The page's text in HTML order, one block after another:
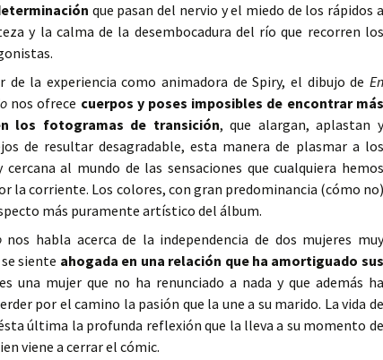
que pasan del nervio y el miedo de los rápidos a
y la calma de la desembocadura del río que recorren los
de la experiencia como animadora de Spiry, el dibujo de En
nos ofrece cuerpos y poses imposibles de encontrar más
los fotogramas de transición, que alargan, aplastan y
de resultar desagradable, esta manera de plasmar a los
al mundo de las sensaciones que cualquiera hemos
la corriente. Los colores, con gran predominancia (cómo no)
más puramente artístico del álbum.
nos habla acerca de la independencia de dos mujeres muy
siente ahogada en una relación que ha amortiguado sus
una mujer que no ha renunciado a nada y que además ha
por el camino la pasión que la une a su marido. La vida de
última la profunda reflexión que la lleva a su momento de
viene a cerrar el cómic.